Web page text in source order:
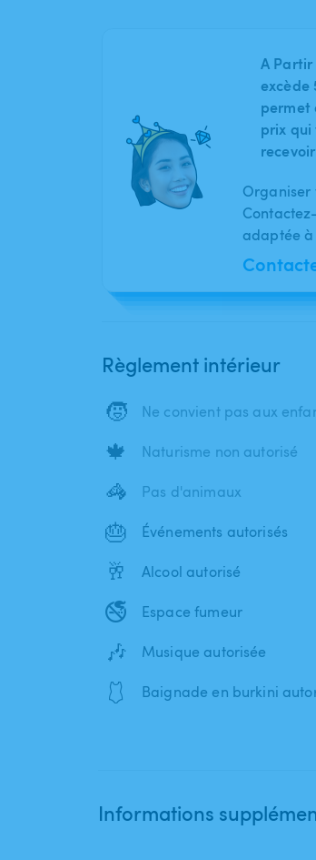
A Partir
excède
permet
prix qui
Organiser
adaptée à
Règlement intérieur
🧒 Ne convient pas aux
🍁 Naturisme non autorisé
🦓 Pas d'animaux
🎂 Événements autorisés
🥂 Alcool autorisé
🚭 Espace fumeur
🎶 Musique autorisée
🩱 Baignade en burkini
Informations